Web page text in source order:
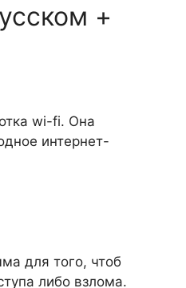
+
wi-fi. Она
интернет-
для того, чтоб
либо взлома.